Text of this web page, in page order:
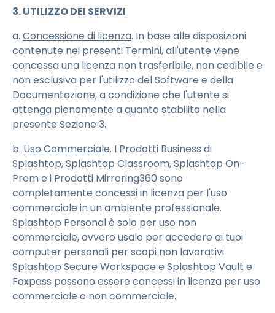
3. UTILIZZO DEI SERVIZI
a. Concessione di licenza. In base alle disposizioni
contenute nei presenti Termini, all'utente viene
concessa una licenza non trasferibile, non cedibile e
non esclusiva per l'utilizzo del Software e della
Documentazione, a condizione che l'utente si
attenga pienamente a quanto stabilito nella
presente Sezione 3.
b. Uso Commerciale. I Prodotti Business di
Splashtop, Splashtop Classroom, Splashtop On-
Prem e i Prodotti Mirroring360 sono
completamente concessi in licenza per l'uso
commerciale in un ambiente professionale.
Splashtop Personal è solo per uso non
commerciale, ovvero usalo per accedere ai tuoi
computer personali per scopi non lavorativi.
Splashtop Secure Workspace e Splashtop Vault e
Foxpass possono essere concessi in licenza per uso
commerciale o non commerciale.